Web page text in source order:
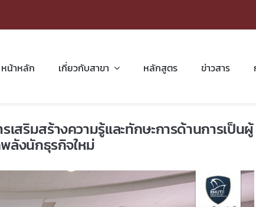
หน้าหลัก เกี่ยวกับสาขา หลักสูตร ข่าวสาร
สริมสร้างความรู้และทักษะการด้านการเป็นผู้
ลังนักธุรกิจใหม่